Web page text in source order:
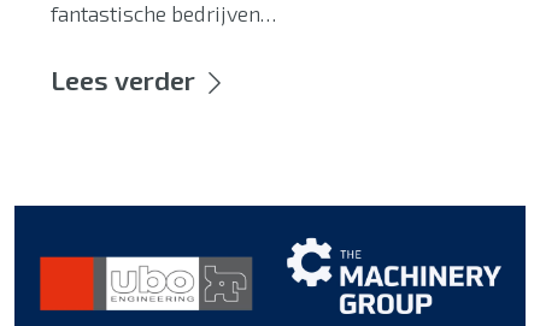
fantastische bedrijven…
Lees verder